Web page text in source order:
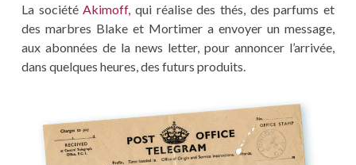
La sociétéAkimoff, qui réalise des thés, des parfums et
des marbres Blake et Mortimer a envoyer un message,
aux abonnées de la news letter, pour annoncer l’arrivée,
dans quelques heures, des futurs produits.